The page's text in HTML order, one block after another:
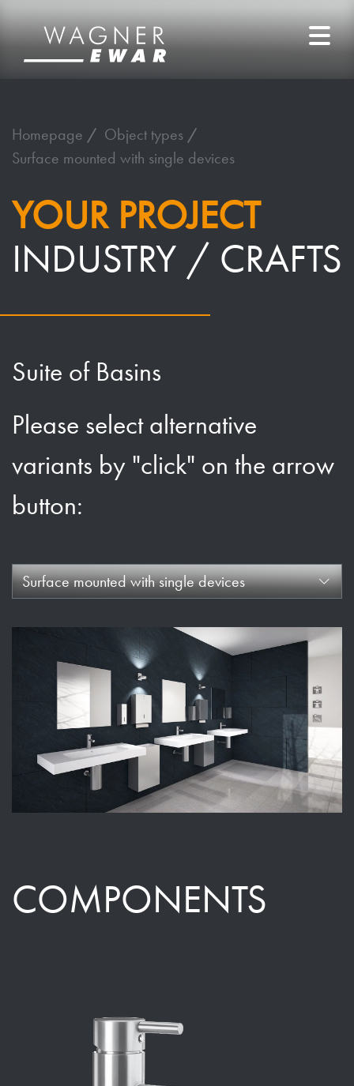
Homepage
Object types
Surface mounted with single devices
YOUR PROJECT
INDUSTRY / CRAFTS
Suite of Basins
Please select alternative
variants by "click" on the arrow
button:
Surface mounted with single devices
COMPONENTS